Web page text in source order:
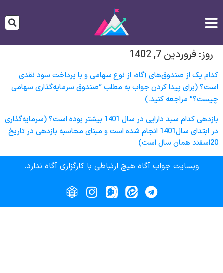
روز: فروردین 7, 1402
کدام یک از صندوق‌های آگاه، از نوع سهامی و با پرداخت سود نقدی
است؟ (برای پیدا کردن جواب به مطلب “صندوق‌ سرمایه‌گذاری سهامی
چیست؟” مراجعه کنید.)
بازدهی کدام سبد دارایی در سال 1401 بیشتر بوده است؟ (سرمایه‌گذاری
در ابتدای سال1401 انجام شده است و مبنای محاسبه بازدهی در تاریخ
20اسفند همان سال است)
وبسایت جواب آگاه هیچ ارتباطی با کارگزاری آگاه ندارد.